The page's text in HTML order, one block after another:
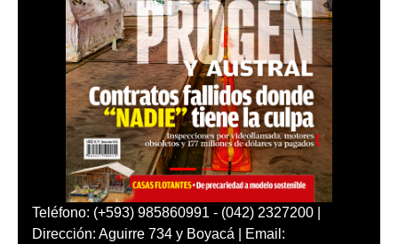
Teléfono: (+593) 985860991 - (042) 2327200 |
Dirección: Aguirre 734 y Boyacá | Email: